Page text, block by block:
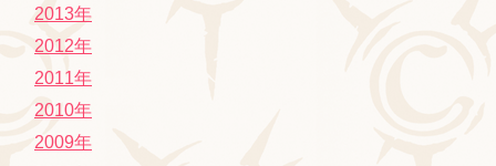
2013年
2012年
2011年
2010年
2009年